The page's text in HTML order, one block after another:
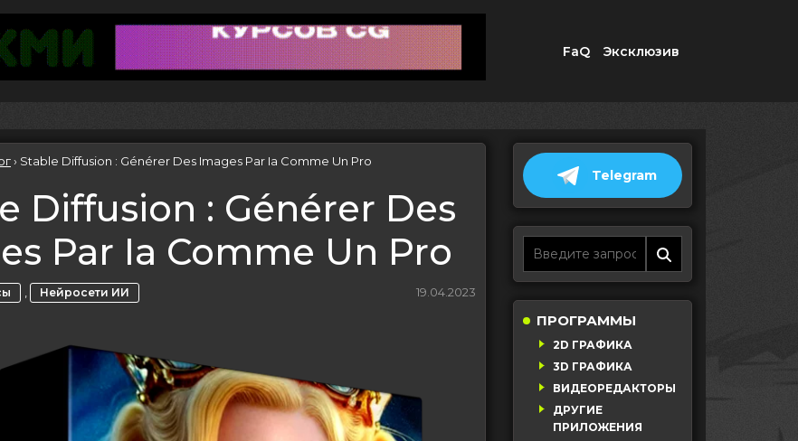
FaQ Эксклюзив
› Stable Diffusion : Générer Des Images Par Ia Comme Un Pro
Diffusion : Générer Des
Par Ia Comme Un Pro
, Нейросети ИИ 19.04.2023
Telegram
ПРОГРАММЫ
2D ГРАФИКА
3D ГРАФИКА
ВИДЕОРЕДАКТОРЫ
ДРУГИЕ
ПРИЛОЖЕНИЯ